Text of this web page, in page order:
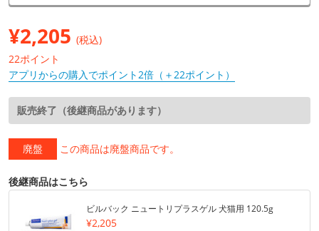
¥2,205 (税込)
22ポイント
アプリからの購入でポイント2倍（＋22ポイント）
販売終了（後継商品があります）
廃盤 この商品は廃盤商品です。
後継商品はこちら
ビルバック ニュートリプラスゲル 犬猫用 120.5g
¥2,205